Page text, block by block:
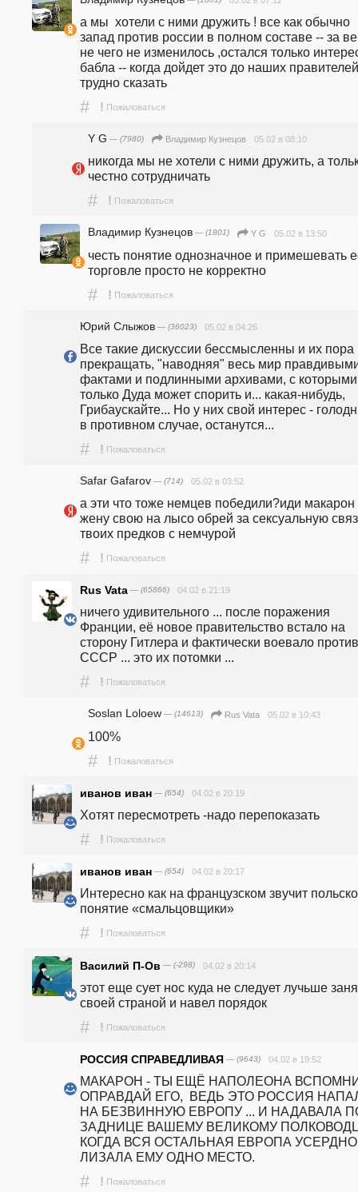
а мы  хотели с ними дружить ! все как обычно
запад против россии в полном составе -- за
не чего не изменилось ,остался только
бабла -- когда дойдет это до наших правителей
трудно сказать
# ! Пожаловаться
Y G — (7980) Владимир Кузнецов 05.02 в 08:10
никогда мы не хотели с ними дружить, а
честно сотрудничать
# ! Пожаловаться
Владимир Кузнецов — (1801) Y G 05.02 в 13:50
честь понятие однозначное и примешевать
торговле просто не корректно
# ! Пожаловаться
Юрий Слыжов — (36023) 05.02 в 04:26
Все такие дискуссии бессмысленны и их пора
прекращать, "наводняя" весь мир
фактами и подлинными архивами, с которыми
только Дуда может спорить и... какая-нибудь,
Грибаускайте... Но у них свой интерес -
в противном случае, останутся...
# ! Пожаловаться
Safar Gafarov — (714) 05.02 в 03:52
а эти что тоже немцев победили?иди макарон
жену свою на лысо обрей за сексуальную
твоих предков с немчурой
# ! Пожаловаться
Rus Vata — (65866) 04.02 в 21:19
ничего удивительного ... после поражения
Франции, её новое правительство встало на
сторону Гитлера и фактически воевало против
СССР ... это их потомки ...
# ! Пожаловаться
Soslan Loloew — (14613) Rus Vata 05.02 в 10:43
100%
# ! Пожаловаться
иванов иван — (654) 04.02 в 20:19
Хотят пересмотреть -надо перепоказать
# ! Пожаловаться
иванов иван — (654) 04.02 в 20:17
Интересно как на французском звучит
понятие «смальцовщики»
# ! Пожаловаться
Василий П-Ов — (-298) 04.02 в 20:14
этот еще сует нос куда не следует лучьше
своей страной и навел порядок
# ! Пожаловаться
РОССИЯ СПРАВЕДЛИВАЯ — (9643) 04.02 в 19:52
МАКАРОН - ТЫ ЕЩЁ НАПОЛЕОНА
ОПРАВДАЙ ЕГО,  ВЕДЬ ЭТО РОССИЯ
НА БЕЗВИННУЮ ЕВРОПУ ... И НАДАВАЛА
ЗАДНИЦЕ ВАШЕМУ ВЕЛИКОМУ
КОГДА ВСЯ ОСТАЛЬНАЯ ЕВРОПА УСЕРДНО
ЛИЗАЛА ЕМУ ОДНО МЕСТО.
# ! Пожаловаться